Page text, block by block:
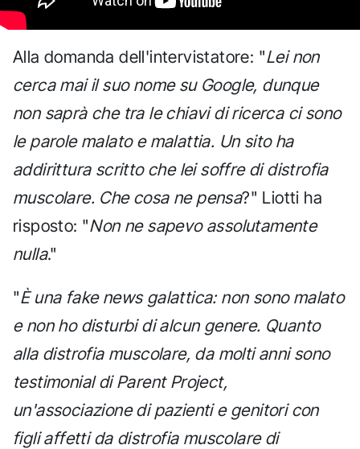
Alla domanda dell'intervistatore: "Lei non
cerca mai il suo nome su Google, dunque
non saprà che tra le chiavi di ricerca ci sono
le parole malato e malattia. Un sito ha
addirittura scritto che lei soffre di distrofia
muscolare. Che cosa ne pensa?" Liotti ha
risposto: "Non ne sapevo assolutamente
nulla."
"È una fake news galattica: non sono malato
e non ho disturbi di alcun genere. Quanto
alla distrofia muscolare, da molti anni sono
testimonial di Parent Project,
un'associazione di pazienti e genitori con
figli affetti da distrofia muscolare di